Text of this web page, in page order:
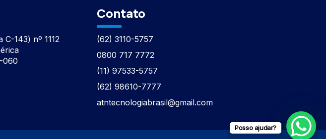
C-143) nº 1112
060
Contato
(62) 3110-5757
0800 717 7772
(11) 97533-5757
(62) 98610-7777
atntecnologiabrasil@gmail.com
Posso ajudar?